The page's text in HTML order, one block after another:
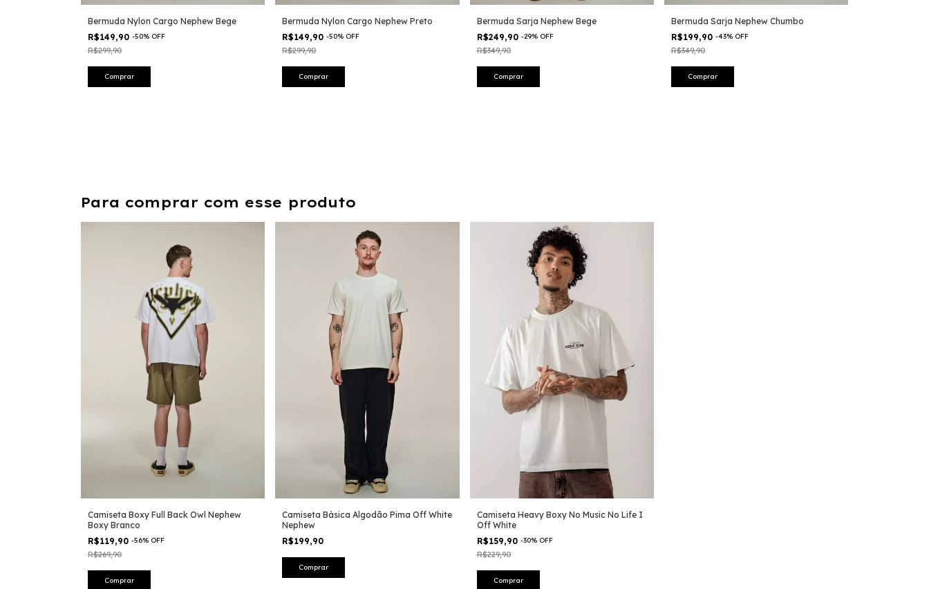
Bermuda Nylon Cargo Nephew Bege
R$149,90 -50% OFF
R$299,90
Comprar
Bermuda Nylon Cargo Nephew Preto
R$149,90-50% OFF
R$299,90
Comprar
Bermuda Sarja Nephew Bege
R$249,90 -29% OFF
R$349,90
Comprar
Bermuda Sarja Nephew Chumbo
R$199,90 -43% OFF
R$349,90
Comprar
Para comprar com esse produto
Camiseta Boxy Full Back Owl Nephew
Boxy Branco
R$119,90 -56% OFF
R$269,90
Comprar
Camiseta Básica Algodão Pima Off White
Nephew
R$199,90
Comprar
Camiseta Heavy Boxy No Music No Life I
Off White
R$159,90 -30% OFF
R$229,90
Comprar